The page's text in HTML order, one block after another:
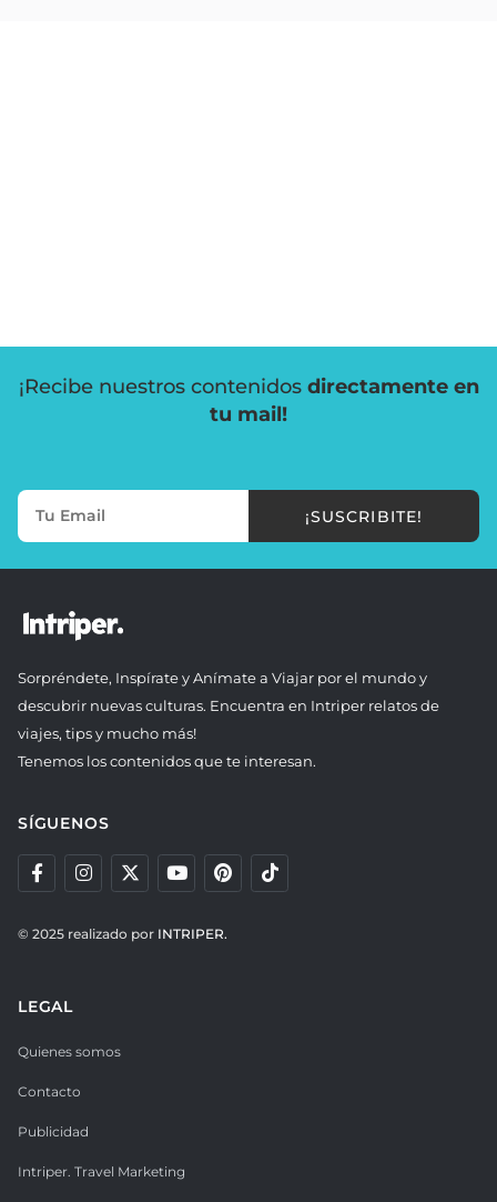
¡Recibe nuestros contenidos directamente en
tu mail!
¡SUSCRIBITE!
Sorpréndete, Inspírate y Anímate a Viajar por el mundo y
descubrir nuevas culturas. Encuentra en Intriper relatos de
viajes, tips y mucho más!
Tenemos los contenidos que te interesan.
SÍGUENOS
© 2025 realizado por INTRIPER.
LEGAL
Quienes somos
Contacto
Publicidad
Intriper. Travel Marketing